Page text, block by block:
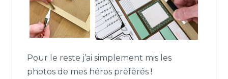
Pour le reste j’ai simplement mis les
photos de mes héros préférés !